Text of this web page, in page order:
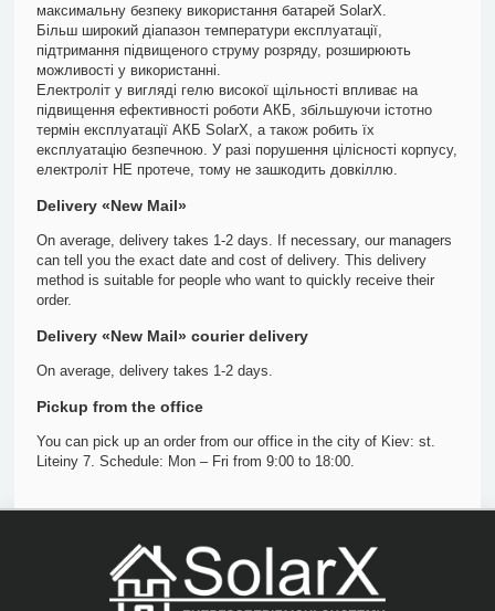
максимальну безпеку використання батарей SolarX.
Більш широкий діапазон температури експлуатації,
підтримання підвищеного струму розряду, розширюють
можливості у використанні.
Електроліт у вигляді гелю високої щільності впливає на
підвищення ефективності роботи АКБ, збільшуючи істотно
термін експлуатації АКБ SolarX, а також робить їх
експлуатацію безпечною. У разі порушення цілісності корпусу,
електроліт НЕ протече, тому не зашкодить довкіллю.
Delivery «New Mail»
On average, delivery takes 1-2 days. If necessary, our managers
can tell you the exact date and cost of delivery. This delivery
method is suitable for people who want to quickly receive their
order.
Delivery «New Mail» courier delivery
On average, delivery takes 1-2 days.
Pickup from the office
You can pick up an order from our office in the city of Kiev: st.
Liteiny 7. Schedule: Mon – Fri from 9:00 to 18:00.